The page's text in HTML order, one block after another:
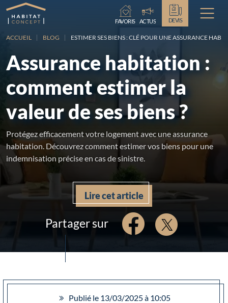
Chargement...
FAVORIS ACTUS DEVIS
ACCUEIL BLOG ESTIMER SES BIENS : CLÉ POUR UNE ASSURANCE
Assurance habitation :
comment estimer la
valeur de ses biens ?
Protégez efficacement votre logement avec une assurance
habitation. Découvrez comment estimer vos biens pour une
indemnisation précise en cas de sinistre.
Lire cet article
Partager sur
Publié le 13/03/2025 à 10:05